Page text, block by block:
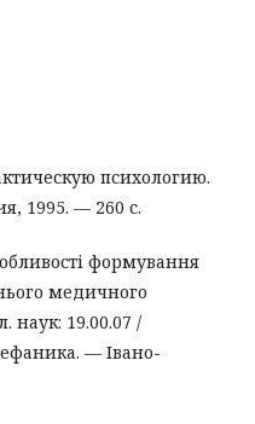
психологию.
1995. — 260 с.
формування
медичного
наук: 19.00.07 /
— Івано-